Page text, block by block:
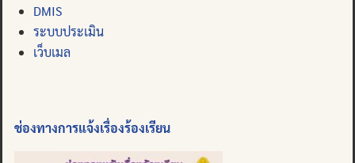
DMIS
ระบบประเมิน
เว็บเมล
ช่องทางการแจ้งเรื่องร้องเรียน